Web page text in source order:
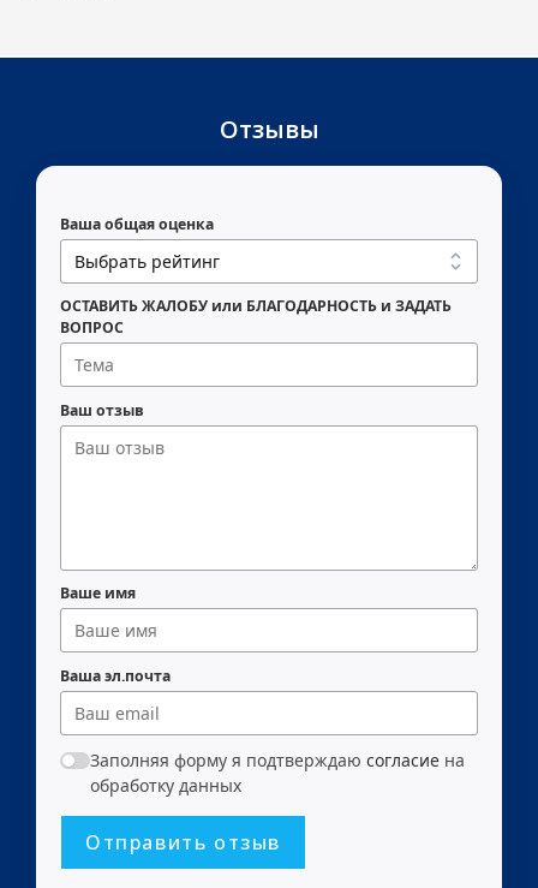
Отзывы
Ваша общая оценка
ОСТАВИТЬ ЖАЛОБУ или БЛАГОДАРНОСТЬ и ЗАДАТЬ
ВОПРОС
Ваш отзыв
Ваше имя
Ваша эл.почта
Заполняя форму я подтверждаю согласиена
обработку данных
Отправить отзыв